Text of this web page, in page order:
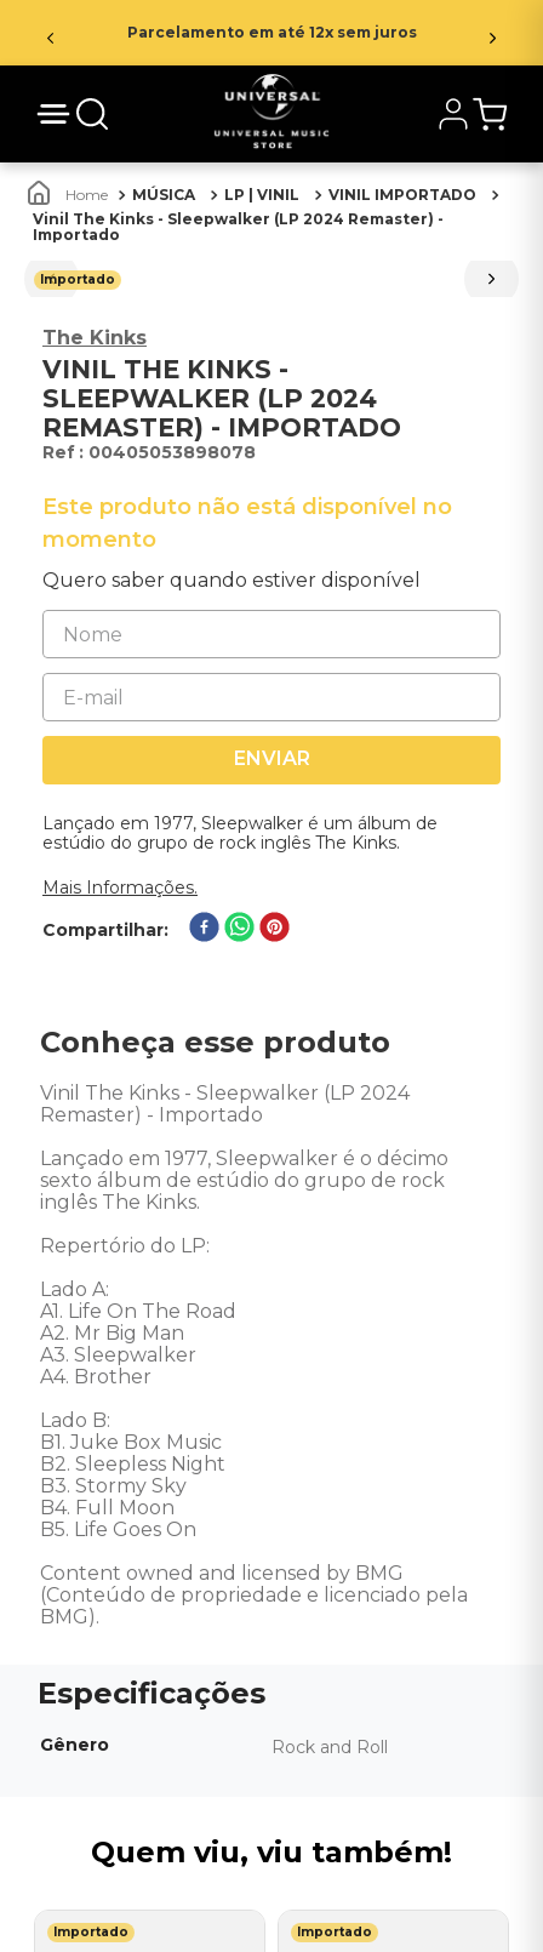
Parcelamento em até 12x sem juros
MÚSICA LP | VINIL
VINIL IMPORTADO
Vinil The Kinks - Sleepwalker (LP 2024 Remaster) -
Importado
Importado
The Kinks
VINIL THE KINKS -
SLEEPWALKER (LP 2024
REMASTER) - IMPORTADO
: 00405053898078
Este produto não está disponível no
momento
Quero saber quando estiver disponível
ENVIAR
Lançado em 1977, Sleepwalker é um álbum de
estúdio do grupo de rock inglês The Kinks.
Mais Informações.
Compartilhar
Conheça esse produto
Vinil The Kinks - Sleepwalker (LP 2024
Remaster) - Importado
Lançado em 1977, Sleepwalker é o décimo
sexto álbum de estúdio do grupo de rock
inglês The Kinks.
Repertório do LP:
Lado A:
A1. Life On The Road
A2. Mr Big Man
A3. Sleepwalker
A4. Brother
Lado B:
B1. Juke Box Music
B2. Sleepless Night
B3. Stormy Sky
B4. Full Moon
B5. Life Goes On
Content owned and licensed by BMG
(Conteúdo de propriedade e licenciado pela
BMG).
Gênero Rock and Roll
Quem viu, viu também!
Importado Importado